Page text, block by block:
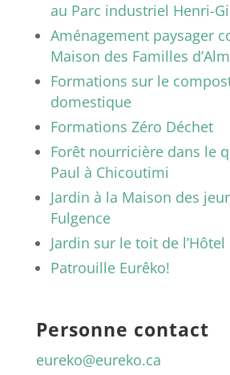
au Parc industriel Henri-
Aménagement paysager
Maison des Familles
Formations sur le
domestique
Formations Zéro Déchet
Forêt nourricière dans le
Paul à Chicoutimi
Jardin à la Maison des
Fulgence
Jardin sur le toit de
Patrouille Eurêko!
Personne contact
eureko@eureko.ca